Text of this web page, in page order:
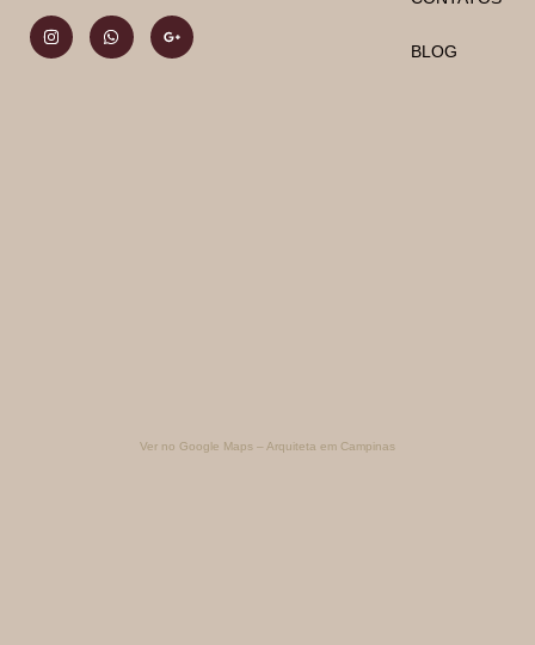
BLOG
Ver no Google Maps – Arquiteta em Campinas